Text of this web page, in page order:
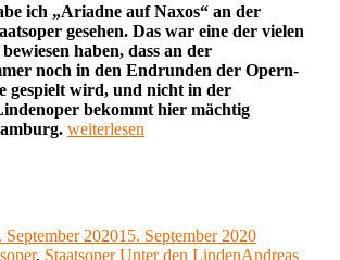
ich „Ariadne auf Naxos“ an der
gesehen. Das war eine der vielen
haben, dass an der
noch in den Endrunden der Opern-
gespielt wird, und nicht in der
bekommt hier mächtig
„Richard
Staatsoper
Unter
weiterlesen
September 202015. September 2020Kategorien
, Staatsoper Unter den LindenSchlagwörter
Andreas